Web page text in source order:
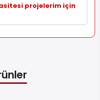
projelerim için